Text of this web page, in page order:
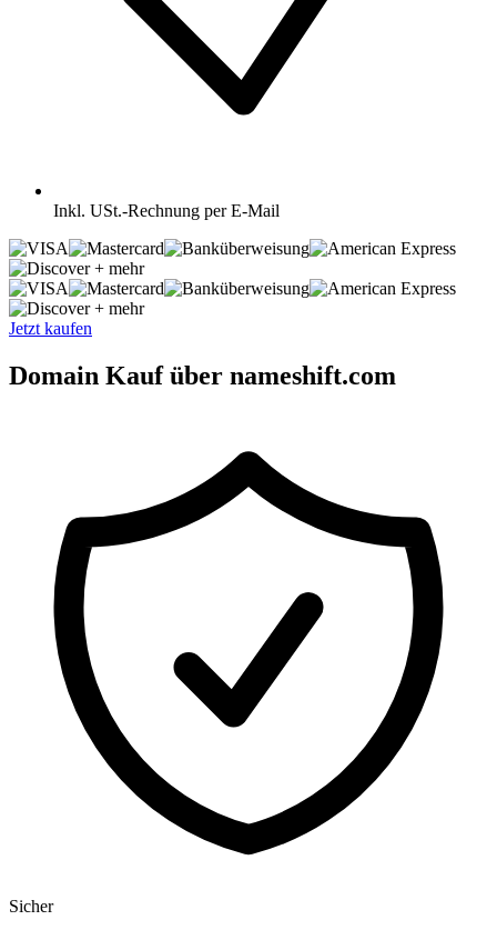
Inkl. USt.-Rechnung per E-Mail
+ mehr
+ mehr
Jetzt kaufen
Domain Kauf über nameshift.com
Sicher